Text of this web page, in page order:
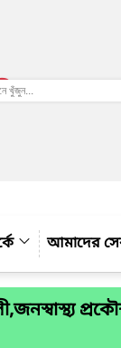
তথ্য বাতায়ন
আমাদের